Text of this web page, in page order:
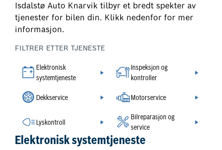
Isdalstø Auto Knarvik tilbyr et bredt spekter av
tjenester for bilen din. Klikk nedenfor for mer
informasjon.
FILTRER ETTER TJENESTE
Elektronisk
systemtjeneste
Inspeksjon og
kontroller
Dekkservice Motorservice
Lyskontroll
Bilreparasjon og
service
Elektronisk systemtjeneste